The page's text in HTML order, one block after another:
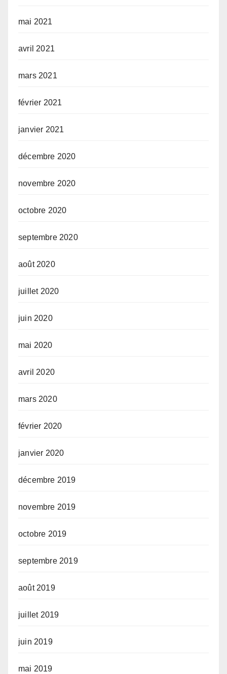
mai 2021
avril 2021
mars 2021
février 2021
janvier 2021
décembre 2020
novembre 2020
octobre 2020
septembre 2020
août 2020
juillet 2020
juin 2020
mai 2020
avril 2020
mars 2020
février 2020
janvier 2020
décembre 2019
novembre 2019
octobre 2019
septembre 2019
août 2019
juillet 2019
juin 2019
mai 2019